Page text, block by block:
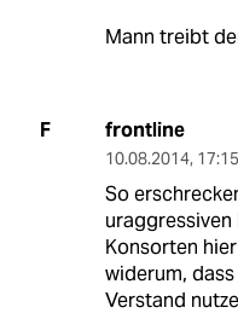
Mann treibt
F frontline
10.08.2014,
So
uraggressiven
Konsorten
widerum,
Verstand